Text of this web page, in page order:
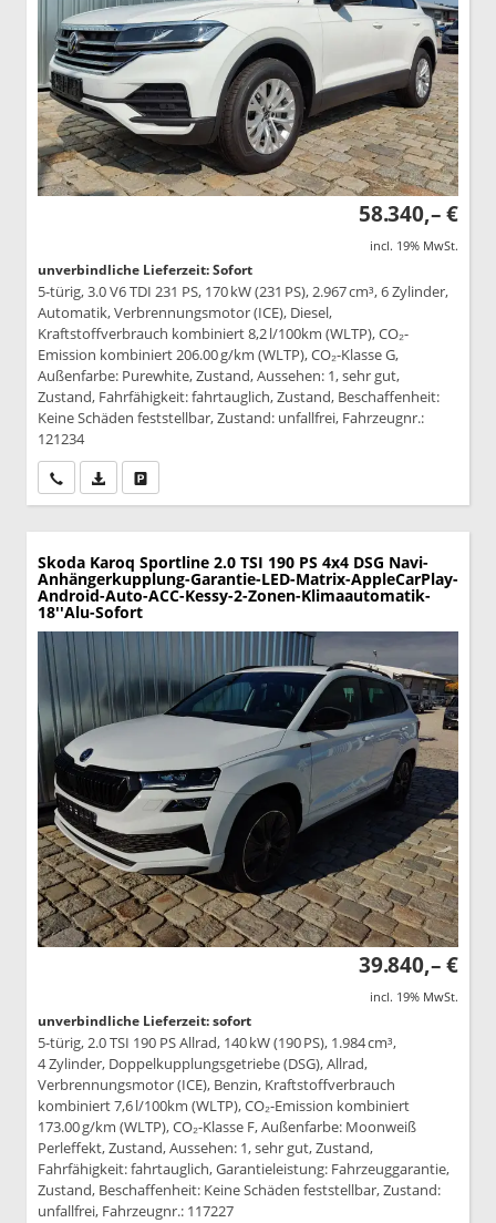
58.340,– €
incl. 19% MwSt.
unverbindliche Lieferzeit: Sofort
5-türig, 3.0 V6 TDI 231 PS, 170 kW (231 PS), 2.967 cm³, 6 Zylinder,
Automatik, Verbrennungsmotor (ICE), Diesel,
Kraftstoffverbrauch kombiniert 8,2 l/100km (WLTP), CO₂-
Emission kombiniert 206.00 g/km (WLTP), CO₂-Klasse G,
Außenfarbe: Purewhite, Zustand, Aussehen: 1, sehr gut,
Zustand, Fahrfähigkeit: fahrtauglich, Zustand, Beschaffenheit:
Keine Schäden feststellbar, Zustand: unfallfrei, Fahrzeugnr.:
121234
Wir rufen Sie anPDF-Datei, Fahrzeugexposé drucken
Skoda Karoq Sportline 2.0 TSI 190 PS 4x4 DSG Navi-
Anhängerkupplung-Garantie-LED-Matrix-AppleCarPlay-
Android-Auto-ACC-Kessy-2-Zonen-Klimaautomatik-
18''Alu-Sofort
39.840,– €
incl. 19% MwSt.
unverbindliche Lieferzeit: sofort
5-türig, 2.0 TSI 190 PS Allrad, 140 kW (190 PS), 1.984 cm³,
4 Zylinder, Doppelkupplungsgetriebe (DSG), Allrad,
Verbrennungsmotor (ICE), Benzin, Kraftstoffverbrauch
kombiniert 7,6 l/100km (WLTP), CO₂-Emission kombiniert
173.00 g/km (WLTP), CO₂-Klasse F, Außenfarbe: Moonweiß
Perleffekt, Zustand, Aussehen: 1, sehr gut, Zustand,
Fahrfähigkeit: fahrtauglich, Garantieleistung: Fahrzeuggarantie,
Zustand, Beschaffenheit: Keine Schäden feststellbar, Zustand:
unfallfrei, Fahrzeugnr.: 117227